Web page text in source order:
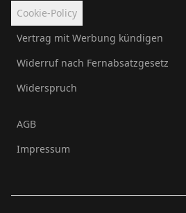
Cookie-Policy
Vertrag mit Werbung kündigen
Widerruf nach Fernabsatzgesetz
Widerspruch
AGB
Impressum